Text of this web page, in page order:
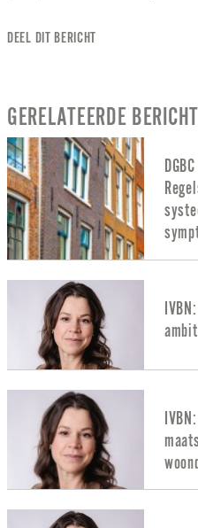
DEEL DIT BERICHT
GERELATEERDE